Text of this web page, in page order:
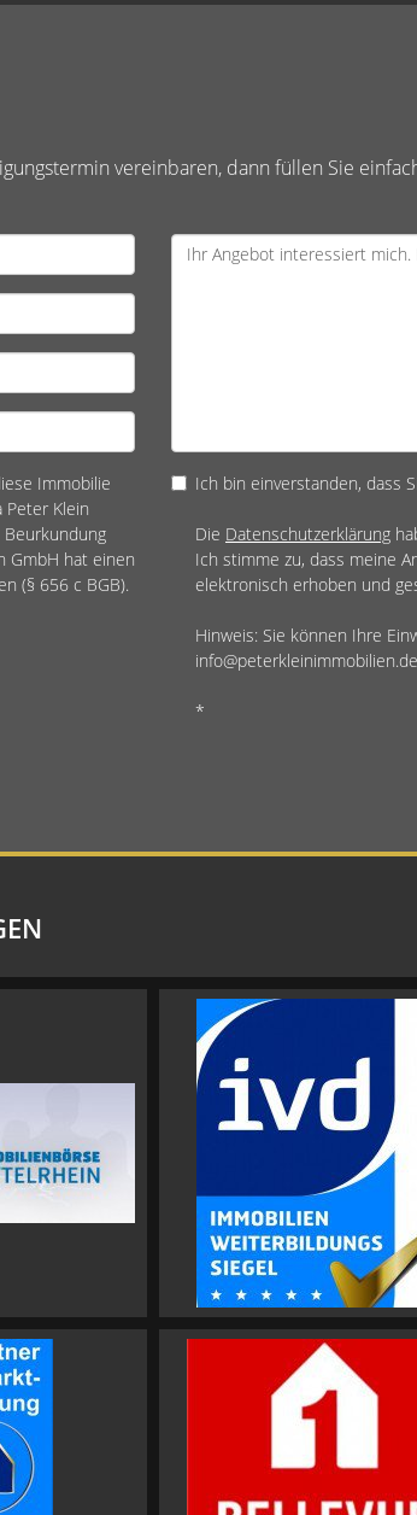
vereinbaren, dann füllen Sie
Immobilie
Klein
Beurkundung
GmbH hat einen
(§ 656 c BGB).
Ich bin einverstanden, dass
Die Datenschutzerklärung
Ich stimme zu, dass meine
elektronisch erhoben und
Hinweis: Sie können Ihre
*